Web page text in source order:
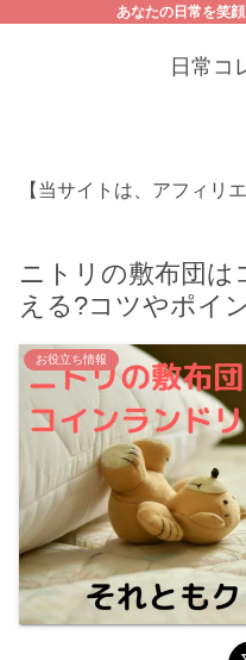
あなたの日常を笑
日常コ
【当サイトは、アフィリ
ニトリの敷布団
える?コツやポイ
お役立ち情報